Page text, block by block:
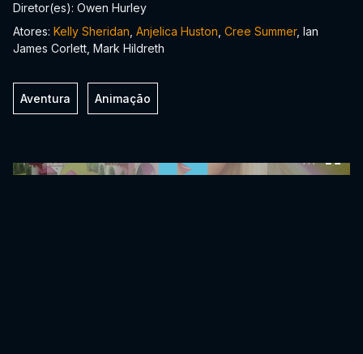
Diretor(es): Owen Hurley
Atores: Kelly Sheridan Anjelica Huston Cree Summer, Ian
James Corlett, Mark Hildreth
Aventura Animação